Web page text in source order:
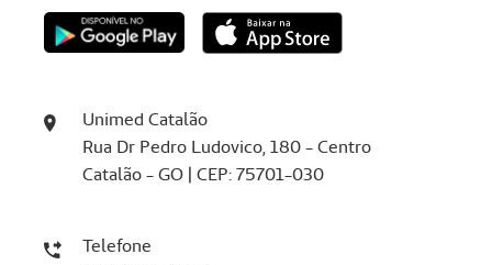
Unimed Catalão
Rua Dr Pedro Ludovico, 180 - Centro
Catalão - GO | CEP: 75701-030
Telefone